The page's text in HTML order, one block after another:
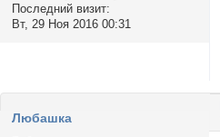
Последний визит:
Вт, 29 Ноя 2016 00:31
Любашка